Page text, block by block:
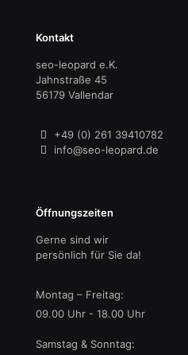
Kontakt
seo-leopard e.K.
Jahnstraße 45
56179 Vallendar
+49 (0) 261 39410782
info@seo-leopard.de
Öffnungszeiten
Gerne sind wir
persönlich für Sie da!
Montag – Freitag:
09.00 Uhr - 18.00 Uhr
Samstag & Sonntag: